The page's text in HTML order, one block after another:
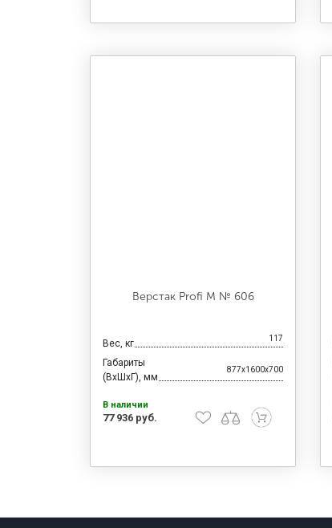
Верстак Profi M № 606
Вес, кг 117
Габариты
(ВхШхГ), мм
877x1600x700
В наличии
77 936 руб.